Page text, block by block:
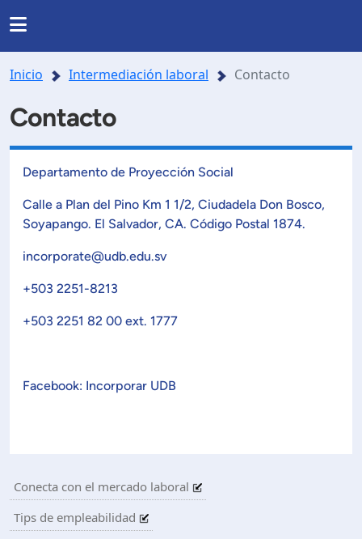
INSTITUCIONAL
Somos UDB
Nuestra historia
Mundo salesiano
Modelo Educativo
Rector
Y PROGRAMAS
Listado de carreras
Posgrados
Facultades y Escuelas
y Centros Especializados.
INVESTIGACIÓN
Presentación
formación en investigación
y agenda de investigación
Organización
Inicio Intermediación laboral Contacto
Contacto
Departamento de Proyección Social
Calle a Plan del Pino Km 1 1/2, Ciudadela Don Bosco,
Soyapango. El Salvador, CA. Código Postal 1874.
incorporate@udb.edu.sv
+503 2251-8213
+503 2251 82 00 ext. 1777
Facebook: Incorporar UDB
Conecta con el mercado laboral
Tips de empleabilidad